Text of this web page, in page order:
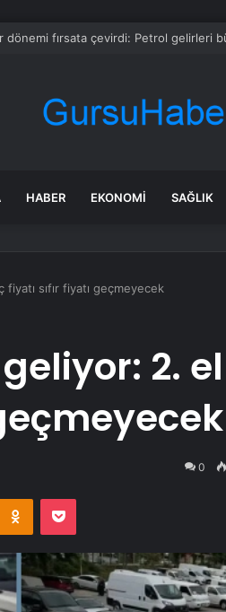
Bağlı Yunus Emre Termik
HABER EKONOMI SAĞLIK
sıfır fiyatı geçmeyecek
2.
0
Odnoklassniki
Pocket